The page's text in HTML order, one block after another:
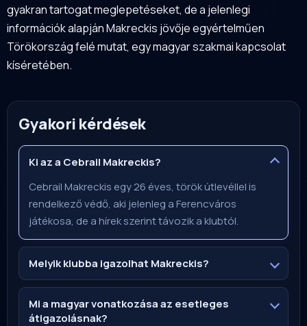
gyakran tartogat meglepetéseket, de a jelenlegi
információk alapján Makreckis jövője egyértelműen
Törökország felé mutat, egy magyar szakmai kapcsolat
kíséretében.
Gyakori kérdések
Ki az a Cebrail Makreckis?
Cebrail Makreckis egy 26 éves, török útlevéllel is
rendelkező védő, aki jelenleg a Ferencváros
játékosa, de a hírek szerint távozik a klubtól.
Melyik klubba igazolhat Makreckis?
Mi a magyar vonatkozása az esetleges
átigazolásnak?